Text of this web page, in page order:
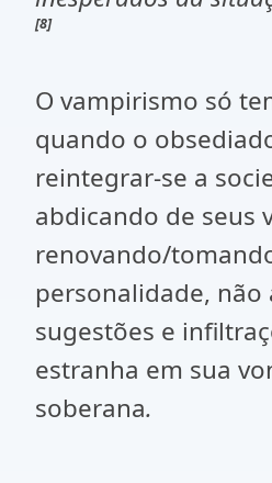
[8]
O vampirismo só
quando o
reintegrar-se a
abdicando de seus
renovando/
personalidade, não
sugestões e
estranha em sua
soberana.